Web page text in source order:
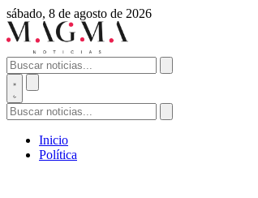
sábado, 8 de agosto de 2026
Inicio
Política